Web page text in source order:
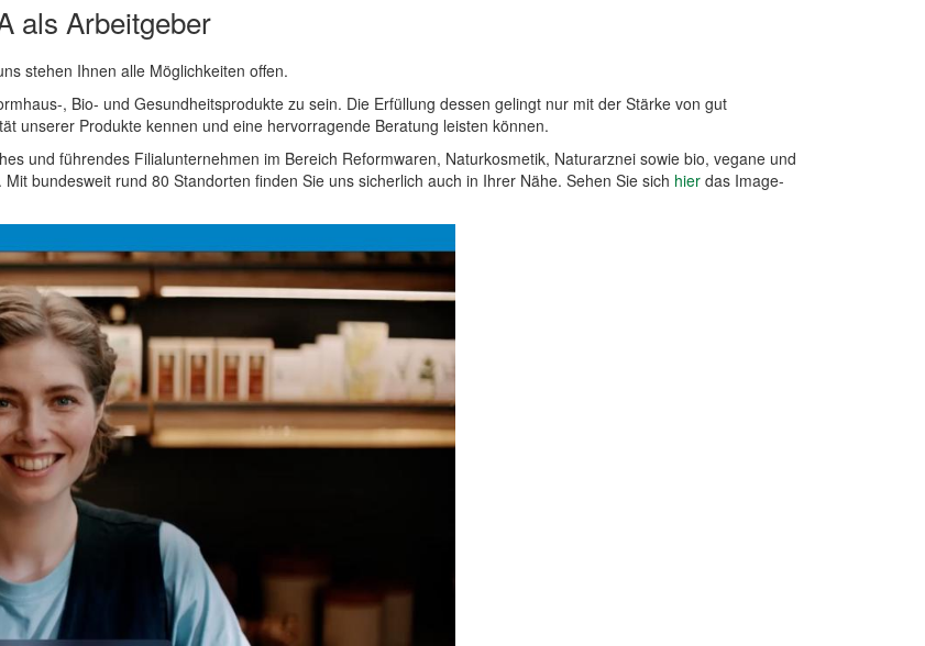
als Arbeitgeber
stehen Ihnen alle Möglichkeiten offen.
, Bio- und Gesundheitsprodukte zu sein. Die Erfüllung dessen gelingt nur mit der Stärke von gut
unserer Produkte kennen und eine hervorragende Beratung leisten können.
und führendes Filialunternehmen im Bereich Reformwaren, Naturkosmetik, Naturarznei sowie bio, vegane und
bundesweit rund 80 Standorten finden Sie uns sicherlich auch in Ihrer Nähe. Sehen Sie sich hier das Image-